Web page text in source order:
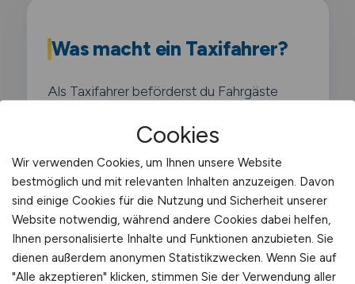
Was macht ein Taxifahrer?
Als Taxifahrer beförderst du Fahrgäste
Du nimmst Fahrgäste an Taxiständen. über
Funkvermittlung oder per App an und
berechnest die Fahrpreise nach festen
Tarifen. Ortskenntnisse und eine
freundliche Art sind dabei genauso wichtig
wie sicheres Fahren im Stadtverkehr.
Cookies
Wir verwenden Cookies, um Ihnen unsere Website
bestmöglich und mit relevanten Inhalten anzuzeigen. Davon
sind einige Cookies für die Nutzung und Sicherheit unserer
Website notwendig, während andere Cookies dabei helfen,
Ihnen personalisierte Inhalte und Funktionen anzubieten. Sie
dienen außerdem anonymen Statistikzwecken. Wenn Sie auf
"Alle akzeptieren" klicken, stimmen Sie der Verwendung aller